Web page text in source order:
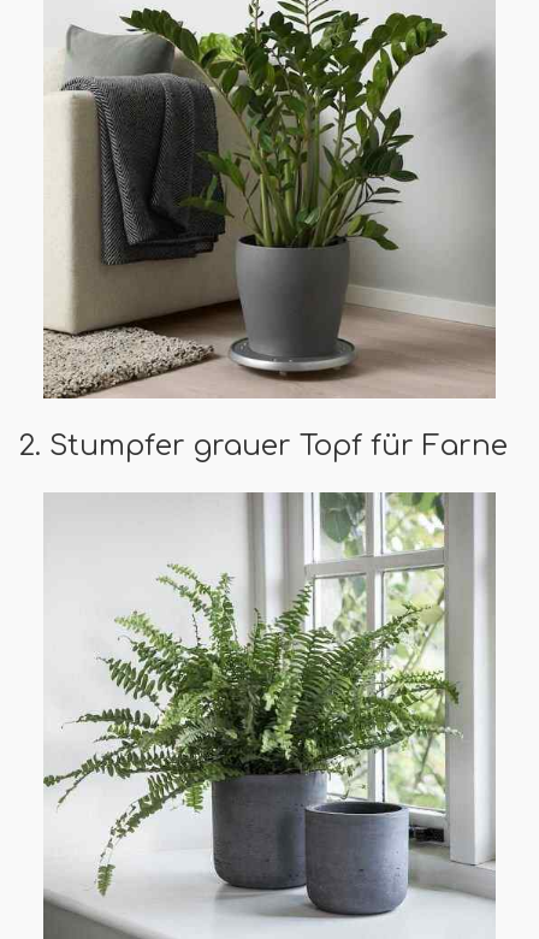
2. Stumpfer grauer Topf für Farne